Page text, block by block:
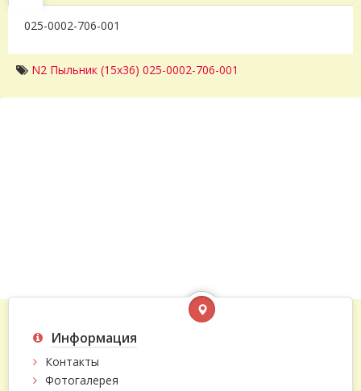
025-0002-706-001
N2 Пыльник (15x36) 025-0002-706-001
Информация
Контакты
Фотогалерея